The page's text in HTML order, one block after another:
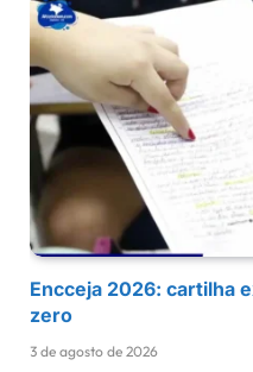
Encceja 2026: cartilha
zero
3 de agosto de 2026